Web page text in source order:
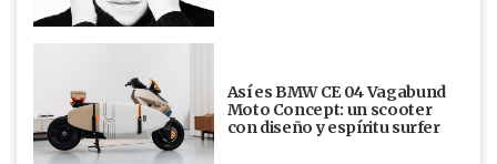
Así es BMW CE 04 Vagabund
Moto Concept: un scooter
con diseño y espíritu surfer